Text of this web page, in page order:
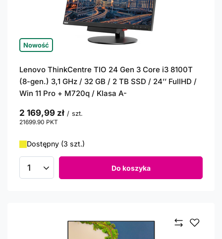
Nowość
Lenovo ThinkCentre TIO 24 Gen 3 Core i3 8100T
(8-gen.) 3,1 GHz / 32 GB / 2 TB SSD / 24’’ FullHD /
Win 11 Pro + M720q / Klasa A-
2 169,99 zł / szt.
21699.90 PKT
Dostępny (3 szt.)
Ilość produktów Do koszyka